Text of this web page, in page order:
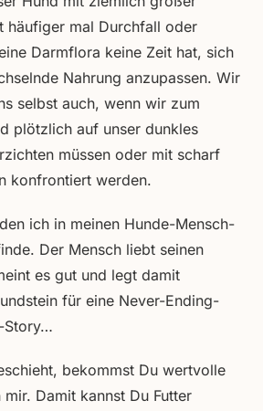
häufiger mal Durchfall oder
Darmflora keine Zeit hat, sich
Nahrung anzupassen. Wir
selbst auch, wenn wir zum
plötzlich auf unser dunkles
müssen oder mit scharf
konfrontiert werden.
ich in meinen Hunde-Mensch-
Der Mensch liebt seinen
es gut und legt damit
für eine Never-Ending-
Story…
bekommst Du wertvolle
Damit kannst Du Futter